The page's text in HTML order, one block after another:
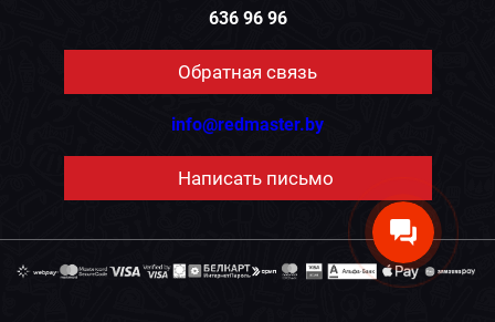
636 96 96
Обратная связь
info@redmaster.by
Написать письмо